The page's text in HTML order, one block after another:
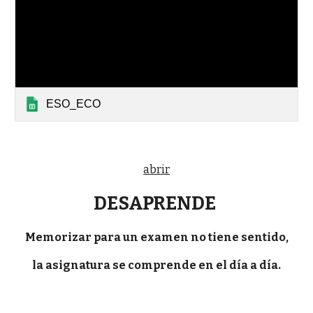
ESO_ECO
abrir
DESAPRENDE
Memorizar para un examen no tiene sentido,
la asignatura se comprende en el día a día.